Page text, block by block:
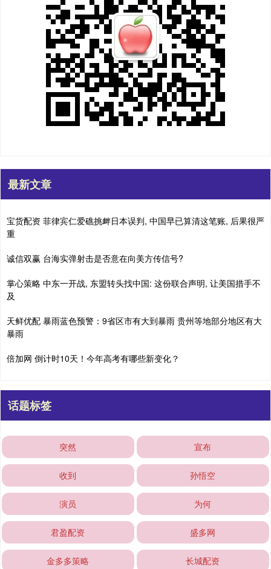
最新文章
宝货配资 菲律宾仁爱礁挑衅日本误判, 中国早已算清这笔账, 后果很严
重
诚信双赢 台海实弹射击是否意在向美方传信号?
掌心策略 中东一开战, 东盟转头找中国: 这份联合声明, 让美国措手不
及
天鲜优配 暴雨蓝色预警：9省区市有大到暴雨 贵州等地部分地区有大
暴雨
倍加网 倒计时10天！今年高考有哪些新变化？
话题标签
突然 宣布
收到 孙悟空
演员 为何
君盈配资 盛多网
金多多策略 长城配资